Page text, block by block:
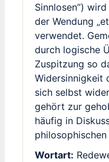
Sinnlosen”)
der Wendung
verwendet.
durch logische
Zuspitzung so
Widersinnigkeit
sich selbst
gehört zur
häufig in
philosophischen
Wortart: